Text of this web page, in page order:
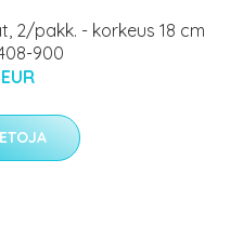
2/pakk. - korkeus 18 cm
900